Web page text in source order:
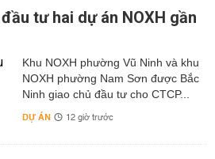
tư hai dự án NOXH gần
Khu NOXH phường Vũ Ninh và khu
NOXH phường Nam Sơn được Bắc
Ninh giao chủ đầu tư cho CTCP...
DỰ ÁN 12 giờ trước